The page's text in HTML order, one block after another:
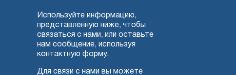
Используйте информацию,
представленную ниже, чтобы
связаться с нами, или оставьте
нам сообщение, используя
контактную форму.
Для связи с нами вы можете